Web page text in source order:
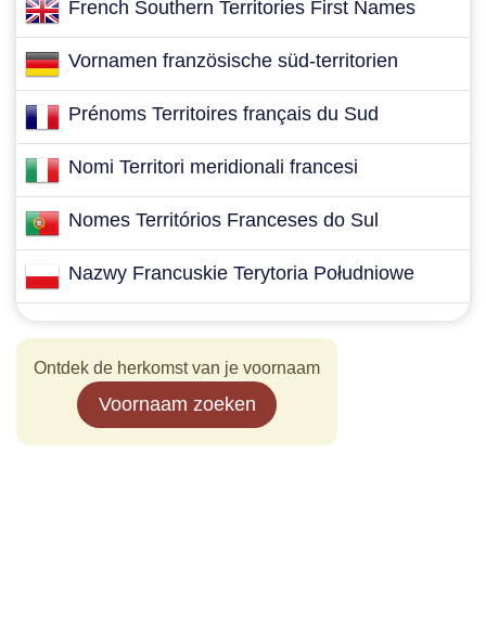
French Southern Territories First Names
Vornamen französische süd-territorien
Prénoms Territoires français du Sud
Nomi Territori meridionali francesi
Nomes Territórios Franceses do Sul
Nazwy Francuskie Terytoria Południowe
Ontdek de herkomst van je voornaam
Voornaam zoeken